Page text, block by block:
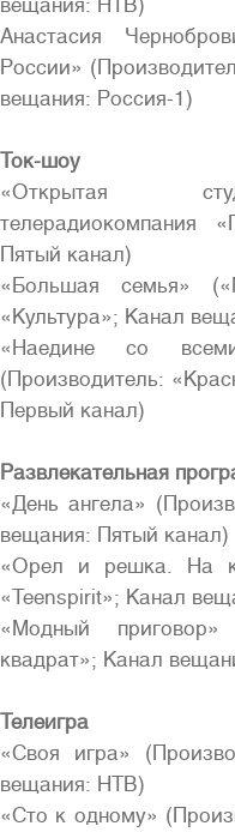
вещания: НТВ)
Анастасия
России»
вещания: Россия-1)
Ток-шоу
«Открытая
телерадиокомпания
Пятый канал)
«Большая семья»
«Культура»; Канал
«Наедине со
(Производитель:
Первый канал)
Развлекательная
«День ангела»
вещания: Пятый канал)
«Орел и решка. На
«Teenspirit»; Канал
«Модный приговор»
квадрат»; Канал
Телеигра
«Своя игра»
вещания: НТВ)
«Сто к одному»